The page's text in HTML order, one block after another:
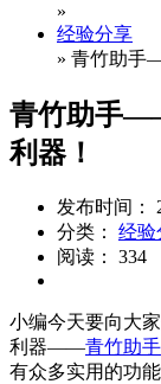
»
经验分享
» 青竹助手
青竹助手
利器！
发布时间：
分类： 经验
阅读： 334
小编今天要向大
利器——青竹助手
有众多实用的功